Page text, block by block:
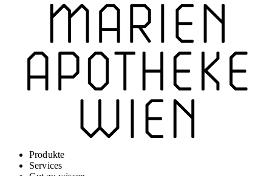
Produkte
Services